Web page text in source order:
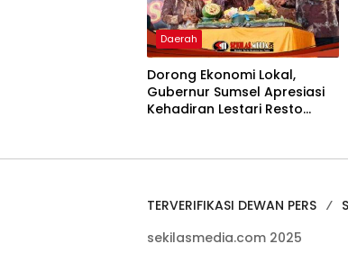
Daerah
Dorong Ekonomi Lokal,
Gubernur Sumsel Apresiasi
Kehadiran Lestari Resto
TERVERIFIKASI DEWAN PERS
sekilasmedia.com 2025